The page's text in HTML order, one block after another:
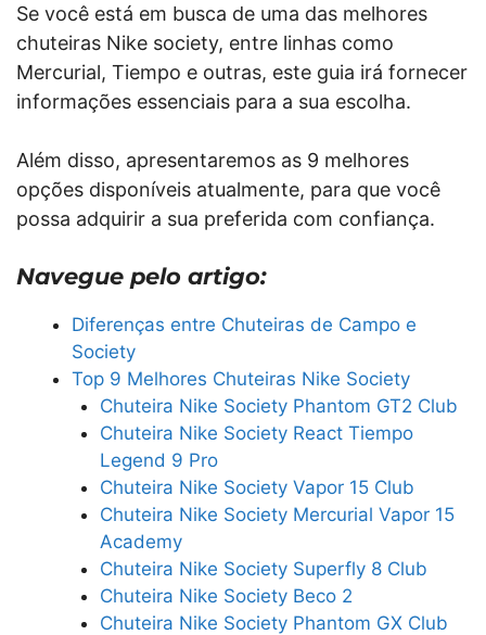
Se você está em busca de uma das melhores
chuteiras Nike society, entre linhas como
Mercurial, Tiempo e outras, este guia irá fornecer
informações essenciais para a sua escolha.
Além disso, apresentaremos as 9 melhores
opções disponíveis atualmente, para que você
possa adquirir a sua preferida com confiança.
Navegue pelo artigo:
Diferenças entre Chuteiras de Campo e
Society
Top 9 Melhores Chuteiras Nike Society
Chuteira Nike Society Phantom GT2 Club
Chuteira Nike Society React Tiempo
Legend 9 Pro
Chuteira Nike Society Vapor 15 Club
Chuteira Nike Society Mercurial Vapor 15
Academy
Chuteira Nike Society Superfly 8 Club
Chuteira Nike Society Beco 2
Chuteira Nike Society Phantom GX Club